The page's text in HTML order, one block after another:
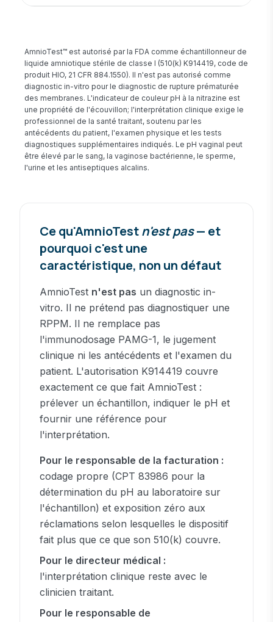
AmnioTest™ est autorisé par la FDA comme échantillonneur de
liquide amniotique stérile de classe I (510(k) K914419, code de
produit HIO, 21 CFR 884.1550). Il n'est pas autorisé comme
diagnostic in-vitro pour le diagnostic de rupture prématurée
des membranes. L'indicateur de couleur pH à la nitrazine est
une propriété de l'écouvillon; l'interprétation clinique exige le
professionnel de la santé traitant, soutenu par les
antécédents du patient, l'examen physique et les tests
diagnostiques supplémentaires indiqués. Le pH vaginal peut
être élevé par le sang, la vaginose bactérienne, le sperme,
l'urine et les antiseptiques alcalins.
Ce qu'AmnioTestn'est pas— et
pourquoi c'est une
caractéristique, non un défaut
AmnioTest n'est pas un diagnostic in-
vitro. Il ne prétend pas diagnostiquer une
RPPM. Il ne remplace pas
l'immunodosage PAMG-1, le jugement
clinique ni les antécédents et l'examen du
patient. L'autorisation K914419 couvre
exactement ce que fait AmnioTest :
prélever un échantillon, indiquer le pH et
fournir une référence pour
l'interprétation.
Pour le responsable de la facturation :
codage propre (CPT 83986 pour la
détermination du pH au laboratoire sur
l'échantillon) et exposition zéro aux
réclamations selon lesquelles le dispositif
fait plus que ce que son 510(k) couvre.
Pour le directeur médical :
l'interprétation clinique reste avec le
clinicien traitant.
Pour le responsable de